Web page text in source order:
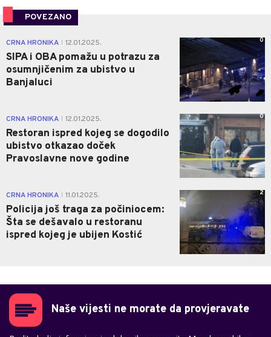
POVEZANO
CRNA HRONIKA 12.01.2025.
SIPA i OBA pomažu u potrazu za
osumnjičenim za ubistvo u
Banjaluci
0
CRNA HRONIKA 12.01.2025.
Restoran ispred kojeg se dogodilo
ubistvo otkazao doček
Pravoslavne nove godine
0
CRNA HRONIKA 11.01.2025.
Policija još traga za počiniocem:
Šta se dešavalo u restoranu
ispred kojeg je ubijen Kostić
2
Naše vijesti ne morate da provjeravate